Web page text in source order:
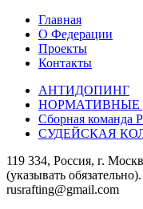
Главная
О Федерации
Проекты
Контакты
АНТИДОПИНГ
Сборная команда
СУДЕЙСКАЯ
119 334, Россия, г.
(указывать обязательно).
rusrafting@gmail.com